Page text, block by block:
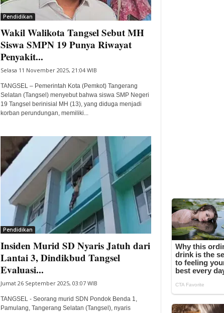
Pendidikan
Wakil Walikota Tangsel Sebut MH
Siswa SMPN 19 Punya Riwayat
Penyakit...
Selasa 11 November 2025, 21:04 WIB
TANGSEL – Pemerintah Kota (Pemkot) Tangerang
Selatan (Tangsel) menyebut bahwa siswa SMP Negeri
19 Tangsel berinisial MH (13), yang diduga menjadi
korban perundungan, memiliki...
Pendidikan
Insiden Murid SD Nyaris Jatuh dari
Lantai 3, Dindikbud Tangsel
Evaluasi...
Jumat 26 September 2025, 03:07 WIB
TANGSEL - Seorang murid SDN Pondok Benda 1,
Pamulang, Tangerang Selatan (Tangsel), nyaris